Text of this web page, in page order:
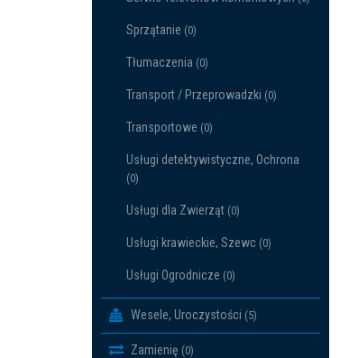
Sprzątanie (0)
Tłumaczenia (0)
Transport / Przeprowadzki (0)
Transportowe (0)
Usługi detektywistyczne, Ochrona
(0)
Usługi dla Zwierząt (0)
Usługi krawieckie, Szewc (0)
Usługi Ogrodnicze (0)
Wesele, Uroczystości (5)
Zamienię (0)